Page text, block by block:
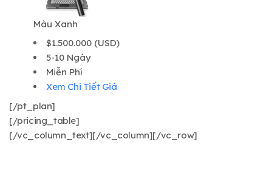
Màu Xanh
$1.500.000 (USD)
5-10 Ngày
Miễn Phí
Xem Chi Tiết Giá
[/pt_plan]
[/pricing_table]
[/vc_column_text][/vc_column][/vc_row]